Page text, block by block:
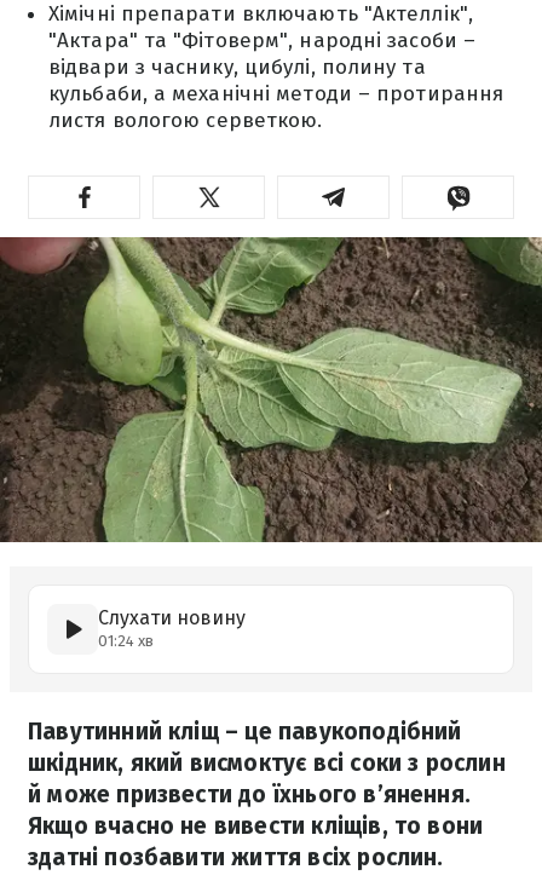
Хімічні препарати включають "Актеллік",
"Актара" та "Фітоверм", народні засоби –
відвари з часнику, цибулі, полину та
кульбаби, а механічні методи – протирання
листя вологою серветкою.
Слухати новину
01:24 хв
Павутинний кліщ – це павукоподібний
шкідник, який висмоктує всі соки з рослин
й може призвести до їхнього в’янення.
Якщо вчасно не вивести кліщів, то вони
здатні позбавити життя всіх рослин.